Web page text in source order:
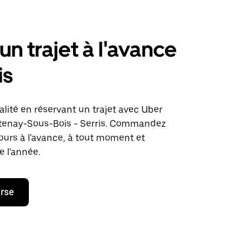
trajet à l'avance
en réservant un trajet avec Uber
Sous-Bois - Serris. Commandez
à l'avance, à tout moment et
l'année.